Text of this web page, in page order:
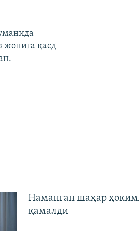
жонига қасд
Наманган шаҳар
қамалди